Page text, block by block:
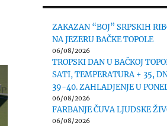
ZAKAZAN “BOJ” SRPSKIH
NA JEZERU BAČKE TOPOLE
06/08/2026
TROPSKI DAN U BAČKOJ
SATI, TEMPERATURA + 35,
39-40. ZAHLADJENJE U
06/08/2026
FARBANJE ČUVA LJUDSKE
06/08/2026